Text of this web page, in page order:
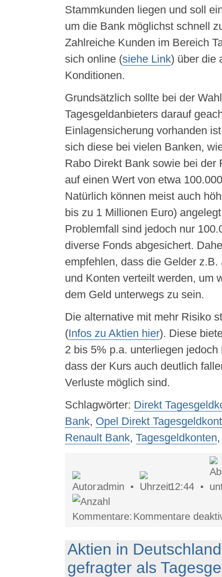
Stammkunden liegen und soll
um die Bank möglichst schnell
Zahlreiche Kunden im Bereich
sich online (siehe Link) über die
Konditionen.
Grundsätzlich sollte bei der
Tagesgeldanbieters darauf
Einlagensicherung vorhanden
sich diese bei vielen Banken,
Rabo Direkt Bank sowie bei der
auf einen Wert von etwa
Natürlich können meist auch
bis zu 1 Millionen Euro)
Problemfall sind jedoch nur
diverse Fonds abgesichert.
empfehlen, dass die Gelder
und Konten verteilt werden, um
dem Geld unterwegs zu sein.
Die alternative mit mehr Risiko
(Infos zu Aktien hier). Diese
2 bis 5% p.a. unterliegen
dass der Kurs auch deutlich
Verluste möglich sind.
Schlagwörter: Direkt
Bank, Opel Direkt
Renault Bank, Tagesgeldkonten
admin • 12:44 •
Kommentare
Aktien in
gefragter als